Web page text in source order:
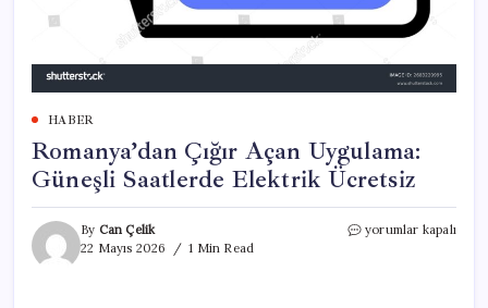
HABER
Romanya’dan Çığır Açan Uygulama:
Güneşli Saatlerde Elektrik Ücretsiz
By Can Çelik
22 Mayıs 2026
1 Min Read
Romanya’dan
yorumlar kapalı